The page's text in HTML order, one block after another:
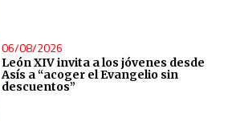
06/08/2026
León XIV invita a los jóvenes desde
Asís a “acoger el Evangelio sin
descuentos”